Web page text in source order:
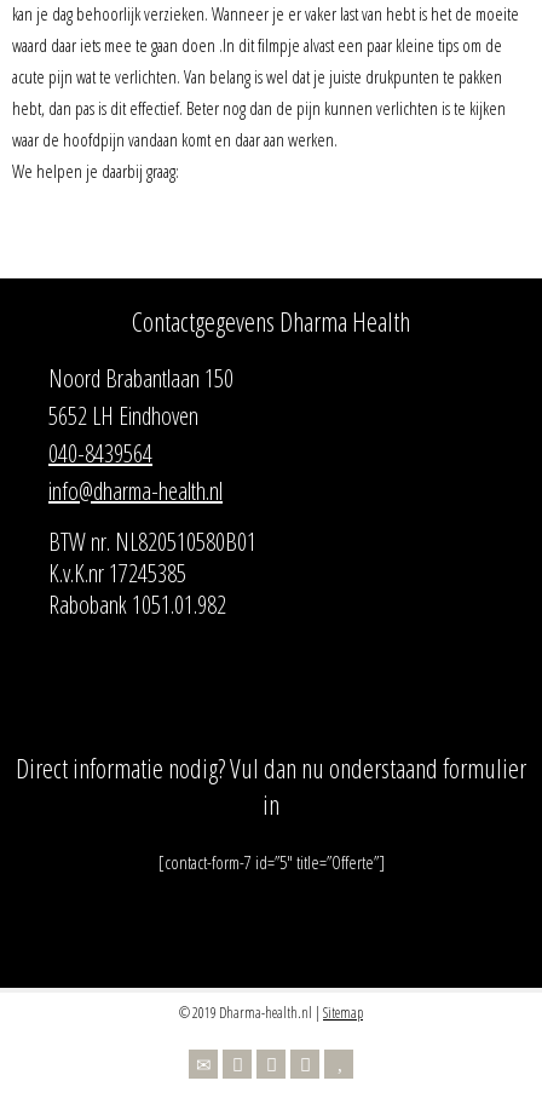
kan je dag behoorlijk verzieken. Wanneer je er vaker last van hebt is het de moeite
waard daar iets mee te gaan doen .In dit filmpje alvast een paar kleine tips om de
acute pijn wat te verlichten. Van belang is wel dat je juiste drukpunten te pakken
hebt, dan pas is dit effectief. Beter nog dan de pijn kunnen verlichten is te kijken
waar de hoofdpijn vandaan komt en daar aan werken.
We helpen je daarbij graag:
Contactgegevens Dharma Health
Noord Brabantlaan 150
5652 LH Eindhoven
040-8439564
info@dharma-health.nl
BTW nr. NL820510580B01
K.v.K.nr 17245385
Rabobank 1051.01.982
Direct informatie nodig? Vul dan nu onderstaand formulier
in
[contact-form-7 id=”5″ title=”Offerte”]
© 2019 Dharma-health.nl | Sitemap